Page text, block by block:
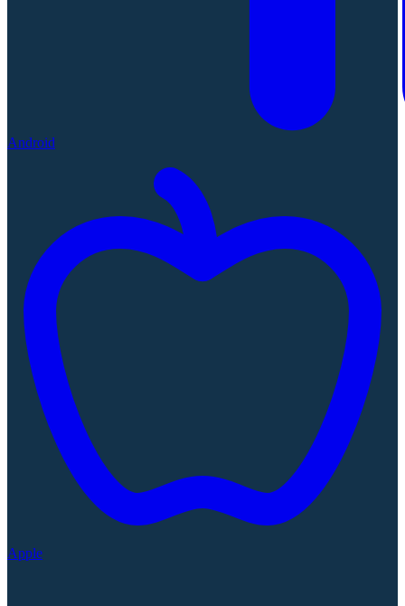
Android
Apple